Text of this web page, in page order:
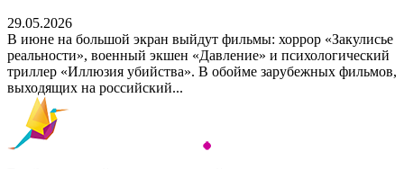
29.05.2026
В июне на большой экран выйдут фильмы: хоррор «Закулисье
реальности», военный экшен «Давление» и психологический
триллер «Иллюзия убийства». В обойме зарубежных фильмов,
выходящих на российский...